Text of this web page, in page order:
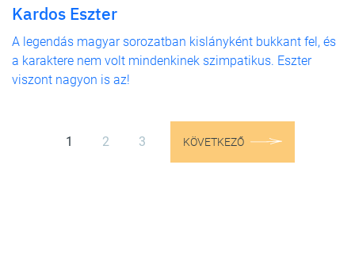
Kardos Eszter
A legendás magyar sorozatban kislányként bukkant fel, és
a karaktere nem volt mindenkinek szimpatikus. Eszter
viszont nagyon is az!
1 2 3 KÖVETKEZŐ